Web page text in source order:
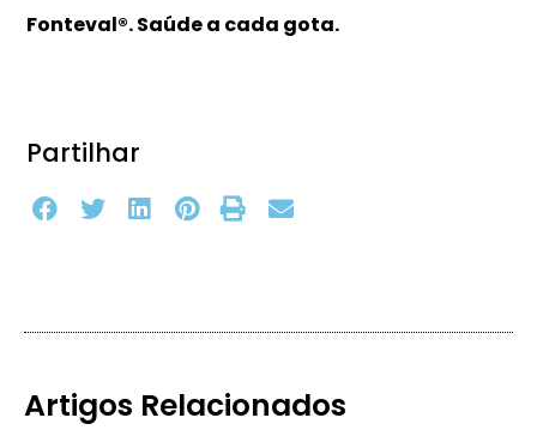
Fonteval®. Saúde a cada gota.
Partilhar
Artigos Relacionados